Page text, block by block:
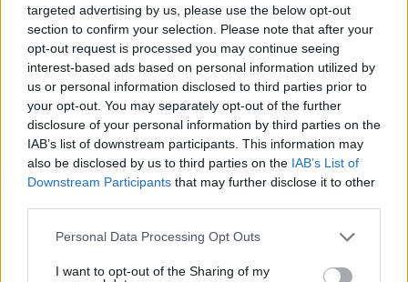
targeted advertising by us, please use the below opt-out
section to confirm your selection. Please note that after your
opt-out request is processed you may continue seeing
interest-based ads based on personal information utilized by
us or personal information disclosed to third parties prior to
your opt-out. You may separately opt-out of the further
disclosure of your personal information by third parties on the
IAB’s list of downstream participants. This information may
also be disclosed by us to third parties on the IAB’s List of
Downstream Participants that may further disclose it to other
Please note that this website/app uses one or more Google
not limited to your visit or usage behaviour. You may click to
Personal Data Processing Opt Outs
I want to opt-out of the Sharing of my
Είδος υπό εξαφάνιση οι υπερπολύτεκνοι στην
Ελλάδα που γερνάει: Τα... δύο ταψιά μεσημεριανό,
τα επιδόματα, η καθημερινότητά τους